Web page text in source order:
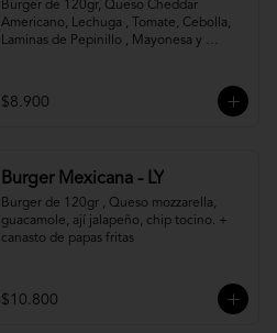
Burger de 120gr, Queso Cheddar
Americano, Lechuga , Tomate, Cebolla,
Laminas de Pepinillo , Mayonesa y
$8.900
Burger Mexicana - LY
Burger de 120gr , Queso mozzarella,
guacamole, ají jalapeño, chip tocino. +
canasto de papas fritas
$10.800